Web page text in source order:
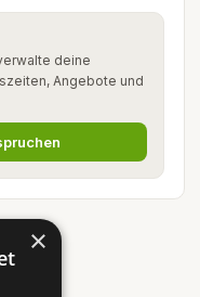
deine
Angebote und
×